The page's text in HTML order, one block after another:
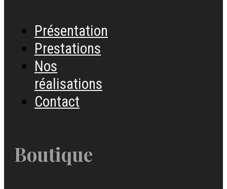
Présentation
Prestations
Nos
réalisations
Contact
Boutique